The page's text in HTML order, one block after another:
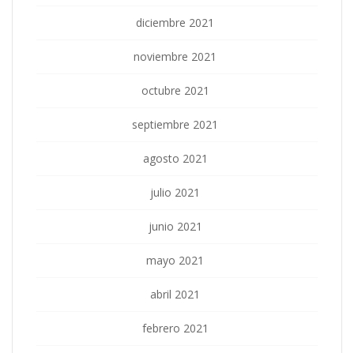
diciembre 2021
noviembre 2021
octubre 2021
septiembre 2021
agosto 2021
julio 2021
junio 2021
mayo 2021
abril 2021
febrero 2021